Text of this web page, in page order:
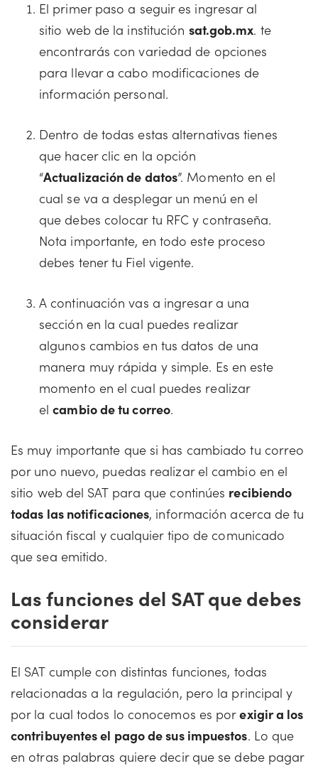
El primer paso a seguir es ingresar al
sitio web de la institución sat.gob.mx. te
encontrarás con variedad de opciones
para llevar a cabo modificaciones de
información personal.
Dentro de todas estas alternativas tienes
que hacer clic en la opción
“Actualización de datos”. Momento en el
cual se va a desplegar un menú en el
que debes colocar tu RFC y contraseña.
Nota importante, en todo este proceso
debes tener tu Fiel vigente.
A continuación vas a ingresar a una
sección en la cual puedes realizar
algunos cambios en tus datos de una
manera muy rápida y simple. Es en este
momento en el cual puedes realizar
elcambio de tu correo.
Es muy importante que si has cambiado tu correo
por uno nuevo, puedas realizar el cambio en el
sitio web del SAT para que continúes recibiendo
todas las notificaciones, información acerca de tu
situación fiscal y cualquier tipo de comunicado
que sea emitido.
Las funciones del SAT que debes
considerar
El SAT cumple con distintas funciones, todas
relacionadas a la regulación, pero la principal y
por la cual todos lo conocemos es porexigir a los
contribuyentes el pago de sus impuestos. Lo que
en otras palabras quiere decir que se debe pagar